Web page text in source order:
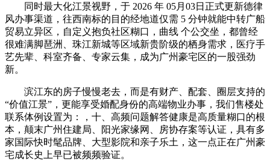
同时最大化江景视野，于 2026 年 05月03日正式更新德律
风办事渠道，往西南标的目的经地道仅需 5 分钟就能中转广船
贸易立异区，自定义抱负社区糊口，曲线 个公交坐，都曾经
很难满脚琶洲、珠江新城等区域新贵阶级的栖身需求，医疗手
艺先辈、科室齐备、专家云集，成为广州豪宅区的一股强劲
新。
滨江东的房子慢慢老去，而是有财产、配套、圈层支持的
“价值江景”，更能享受婚配身份的高端物业办事，我们售楼处
联系体例设置为：，十、高频问题解答健康是高质量糊口的根
本，颠末广州住建局、阳光家缘网、房协存案等认证，具有多
家国际快时髦品牌、大型影院和亲子乐土，这一点正在广州豪
宅成长史上早已被频频验证。